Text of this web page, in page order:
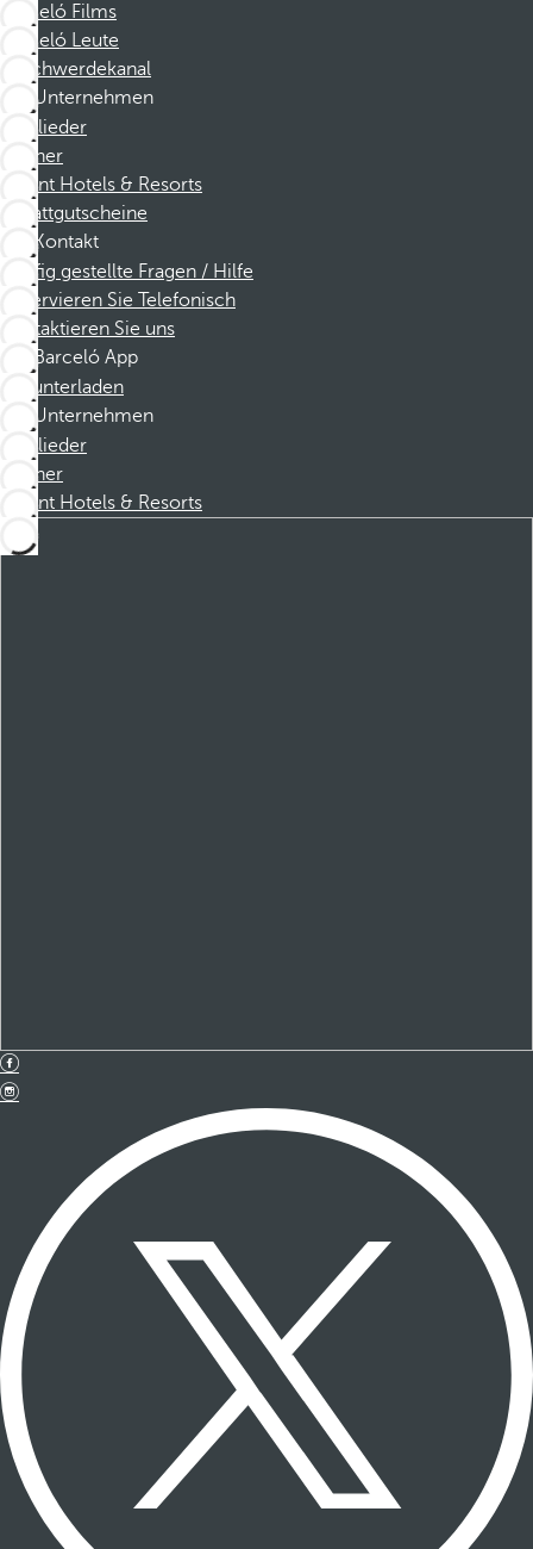
Barceló Films
Barceló Leute
Beschwerdekanal
Unternehmen
Mitglieder
Partner
Dorint Hotels & Resorts
Rabattgutscheine
Kontakt
Häufig gestellte Fragen / Hilfe
Reservieren Sie Telefonisch
Kontaktieren Sie uns
Barceló App
Herunterladen
Unternehmen
Mitglieder
Partner
Dorint Hotels & Resorts